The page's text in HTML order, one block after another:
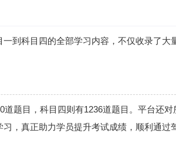
到科目四的全部学习内容，不仅收录了大
题目，科目四则有1236道题目。平台还对
，真正助力学员提升考试成绩，顺利通过